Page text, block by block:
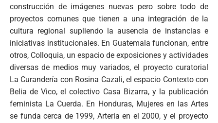
construcción de imágenes nuevas pero sobre todo de
proyectos comunes que tienen a una integración de la
cultura regional supliendo la ausencia de instancias e
iniciativas institucionales. En Guatemala funcionan, entre
otros, Colloquia, un espacio de exposiciones y actividades
diversas de medios muy variados, el proyecto curatorial
La Curandería con Rosina Cazali, el espacio Contexto con
Belia de Vico, el colectivo Casa Bizarra, y la publicación
feminista La Cuerda. En Honduras, Mujeres en las Artes
se funda cerca de 1999, Arteria en el 2000, y el proyecto